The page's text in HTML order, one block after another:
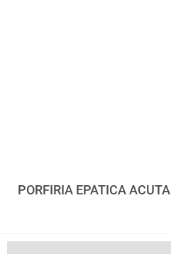
PORFIRIA EPATICA ACUTA